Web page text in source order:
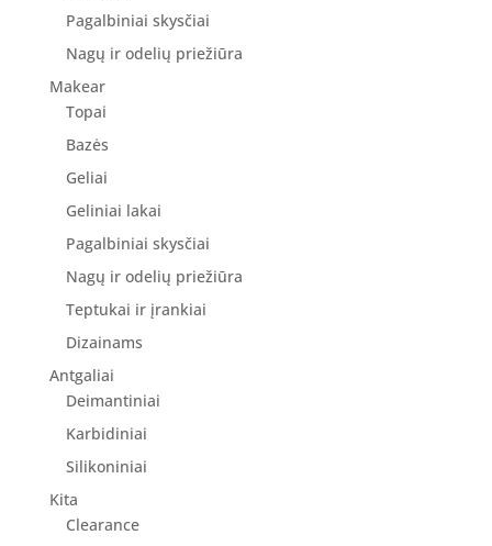
Pagalbiniai skysčiai
Nagų ir odelių priežiūra
Makear
Topai
Bazės
Geliai
Geliniai lakai
Pagalbiniai skysčiai
Nagų ir odelių priežiūra
Teptukai ir įrankiai
Dizainams
Antgaliai
Deimantiniai
Karbidiniai
Silikoniniai
Kita
Clearance